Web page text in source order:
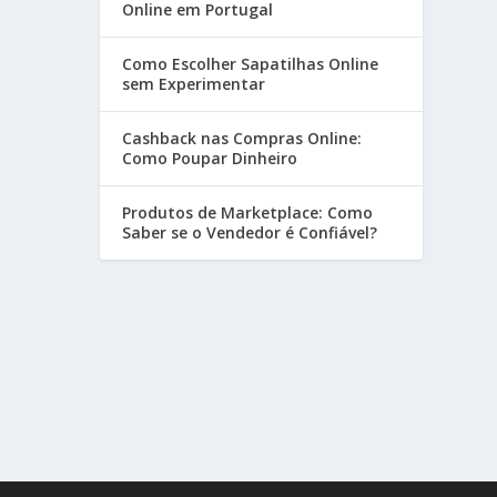
Online em Portugal
Como Escolher Sapatilhas Online
sem Experimentar
Cashback nas Compras Online:
Como Poupar Dinheiro
Produtos de Marketplace: Como
Saber se o Vendedor é Confiável?